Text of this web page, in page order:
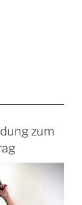
zum